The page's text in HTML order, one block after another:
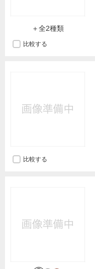
＋全2種類
比較する
比較する